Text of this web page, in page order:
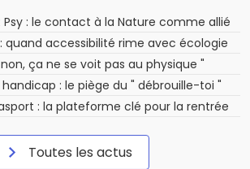
: le contact à la Nature comme allié
quand accessibilité rime avec écologie
ça ne se voit pas au physique "
: le piège du " débrouille-toi "
: la plateforme clé pour la rentrée
Toutes les actus